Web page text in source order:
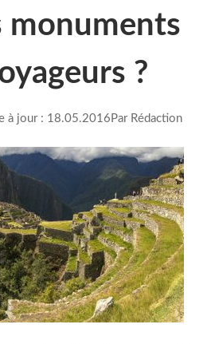
monuments
?
à jour : 18.05.2016 Par Rédaction